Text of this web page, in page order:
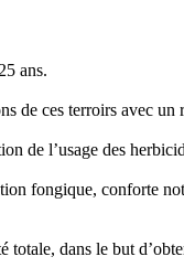
ans.
de ces terroirs avec
de l’usage des
fongique, conforte
totale, dans le but